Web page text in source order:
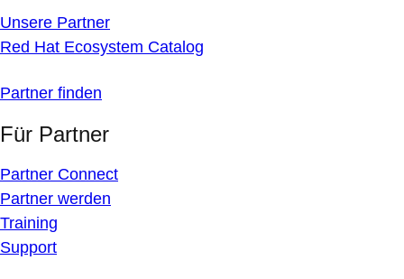
Unsere Partner
Red Hat Ecosystem Catalog
Partner finden
Für Partner
Partner Connect
Partner werden
Training
Support